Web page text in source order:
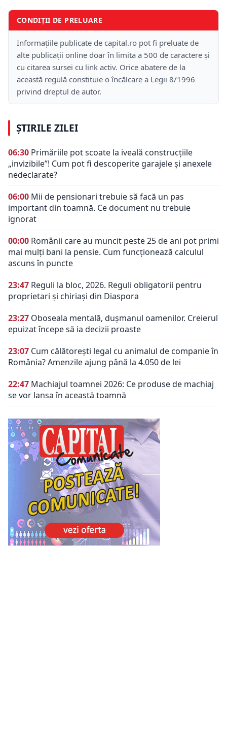
CONDIȚII DE PRELUARE
Informațiile publicate de capital.ro pot fi preluate de
alte publicații online doar în limita a 500 de caractere și
cu citarea sursei cu link activ. Orice abatere de la
această regulă constituie o încălcare a Legii 8/1996
privind dreptul de autor.
ȘTIRILE ZILEI
06:30 Primăriile pot scoate la iveală construcțiile
„invizibile”! Cum pot fi descoperite garajele și anexele
nedeclarate?
06:00 Mii de pensionari trebuie să facă un pas
important din toamnă. Ce document nu trebuie
ignorat
00:00 Românii care au muncit peste 25 de ani pot primi
mai mulți bani la pensie. Cum funcționează calculul
ascuns în puncte
23:47 Reguli la bloc, 2026. Reguli obligatorii pentru
proprietari și chiriași din Diaspora
23:27 Oboseala mentală, dușmanul oamenilor. Creierul
epuizat începe să ia decizii proaste
23:07 Cum călătorești legal cu animalul de companie în
România? Amenzile ajung până la 4.050 de lei
22:47 Machiajul toamnei 2026: Ce produse de machiaj
se vor lansa în această toamnă